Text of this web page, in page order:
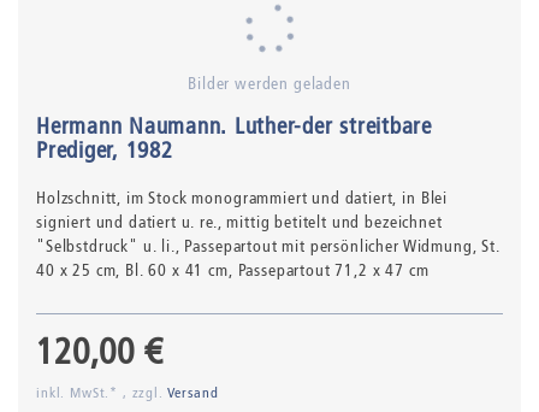
Bilder werden geladen
Hermann Naumann. Luther-der streitbare
Prediger, 1982
Holzschnitt, im Stock monogrammiert und datiert, in Blei
signiert und datiert u. re., mittig betitelt und bezeichnet
"Selbstdruck" u. li., Passepartout mit persönlicher Widmung, St.
40 x 25 cm, Bl. 60 x 41 cm, Passepartout 71,2 x 47 cm
120,00 €
inkl. MwSt.* , zzgl. Versand